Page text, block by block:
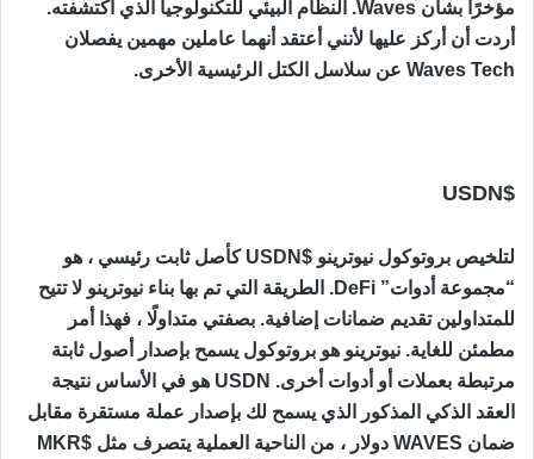
مؤخرًا بشأن Waves. النظام البيئي للتكنولوجيا الذي اكتشفته.
أردت أن أركز عليها لأنني أعتقد أنهما عاملين مهمين يفصلان
Waves Tech عن سلاسل الكتل الرئيسية الأخرى.
$USDN
لتلخيص بروتوكول نيوترينو $USDN كأصل ثابت رئيسي ، هو
“مجموعة أدوات” DeFi. الطريقة التي تم بها بناء نيوترينو لا تتيح
للمتداولين تقديم ضمانات إضافية. بصفتي متداولًا ، فهذا أمر
مطمئن للغاية. نيوترينو هو بروتوكول يسمح بإصدار أصول ثابتة
مرتبطة بعملات أو أدوات أخرى. USDN هو في الأساس نتيجة
العقد الذكي المذكور الذي يسمح لك بإصدار عملة مستقرة مقابل
ضمان WAVES دولار ، من الناحية العملية يتصرف مثل $MKR